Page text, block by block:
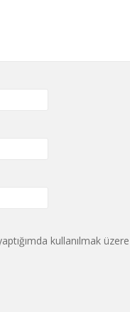
kullanılmak